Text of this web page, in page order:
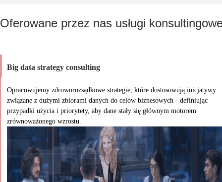
Oferowane przez nas usługi
Big data strategy consulting
Opracowujemy zdroworozsądkowe strategie, które dostosowują inicjatywy
związane z dużymi zbiorami danych do celów biznesowych - definiując
przypadki użycia i priorytety, aby dane stały się głównym motorem
zrównoważonego wzrostu.